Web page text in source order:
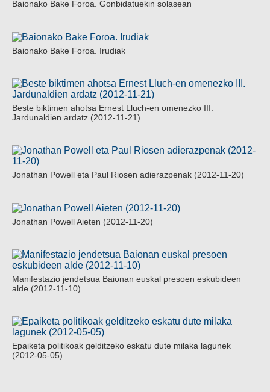
Baionako Bake Foroa. Gonbidatuekin solasean
Baionako Bake Foroa. Irudiak
Beste biktimen ahotsa Ernest Lluch-en omenezko III.
Jardunaldien ardatz (2012-11-21)
Jonathan Powell eta Paul Riosen adierazpenak (2012-11-20)
Jonathan Powell Aieten (2012-11-20)
Manifestazio jendetsua Baionan euskal presoen eskubideen
alde (2012-11-10)
Epaiketa politikoak gelditzeko eskatu dute milaka lagunek
(2012-05-05)